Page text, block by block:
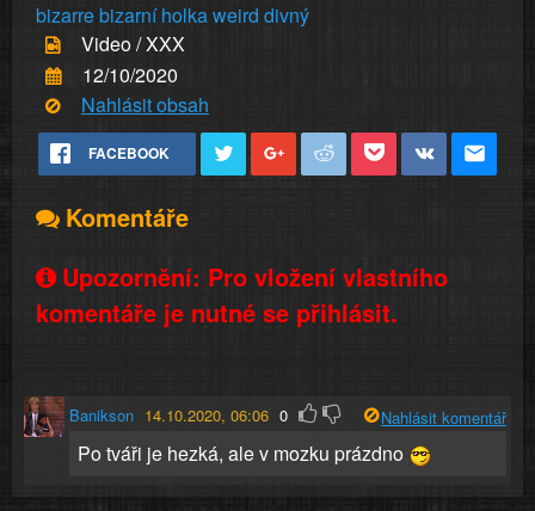
bizarrebizarní holkaweird divný
Video / XXX
12/10/2020
Nahlásit obsah
FACEBOOK
Komentáře
Upozornění: Pro vložení vlastního
komentáře je nutné se přihlásit.
Banikson 14.10.2020, 06:06 0 Nahlásit komentář
Po tváři je hezká, ale v mozku prázdno